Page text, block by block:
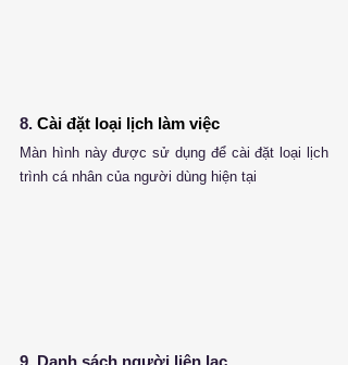
8. Cài đặt loại lịch làm việc
Màn hình này được sử dụng để cài đặt loại lịch
trình cá nhân của người dùng hiện tại